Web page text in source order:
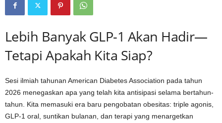
Lebih Banyak GLP-1 Akan Hadir—
Tetapi Apakah Kita Siap?
Sesi ilmiah tahunan American Diabetes Association pada tahun
2026 menegaskan apa yang telah kita antisipasi selama bertahun-
tahun. Kita memasuki era baru pengobatan obesitas: triple agonis,
GLP-1 oral, suntikan bulanan, dan terapi yang menargetkan